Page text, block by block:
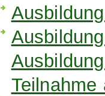
Teilnahme